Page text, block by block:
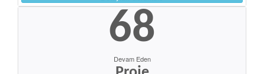
68
Devam Eden